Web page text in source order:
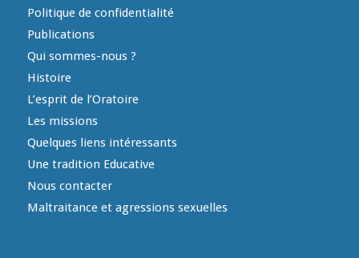
Politique de confidentialité
Publications
Qui sommes-nous ?
Histoire
L’esprit de l’Oratoire
Les missions
Quelques liens intéressants
Une tradition Educative
Nous contacter
Maltraitance et agressions sexuelles